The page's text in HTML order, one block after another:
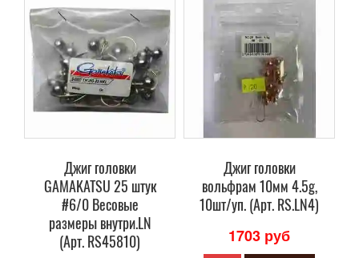
Джиг головки
GAMAKATSU 25 штук
#6/0 Весовые
размеры внутри.LN
(Арт. RS45810)
Джиг головки
вольфрам 10мм 4.5g,
10шт/уп. (Арт. RS.LN4)
1703 руб